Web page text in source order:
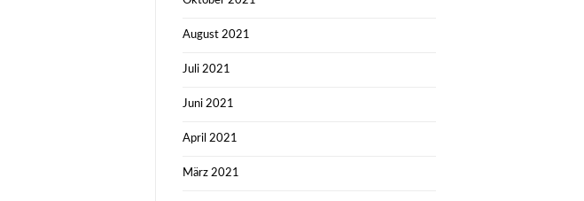
August 2021
Juli 2021
Juni 2021
April 2021
März 2021